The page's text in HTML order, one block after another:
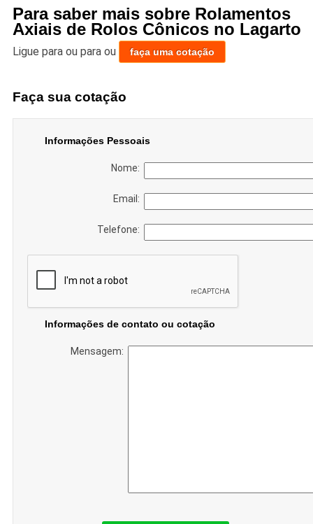
Para saber mais sobre Rolamentos
Axiais de Rolos Cônicos no Lagarto
Ligue para ou para ou faça uma cotação
Faça sua cotação
Informações Pessoais
Nome:
Email:
Telefone:
Informações de contato ou cotação
Mensagem: